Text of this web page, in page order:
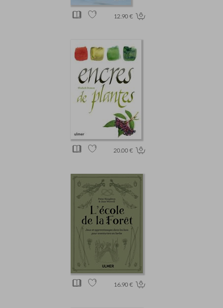
12.90 €
20.00 €
16.90 €